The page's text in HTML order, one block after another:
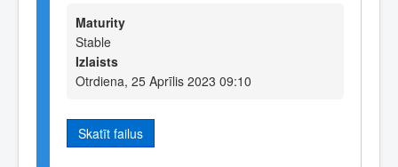
Maturity
Stable
Izlaists
Otrdiena, 25 Aprīlis 2023 09:10
Skatīt failus